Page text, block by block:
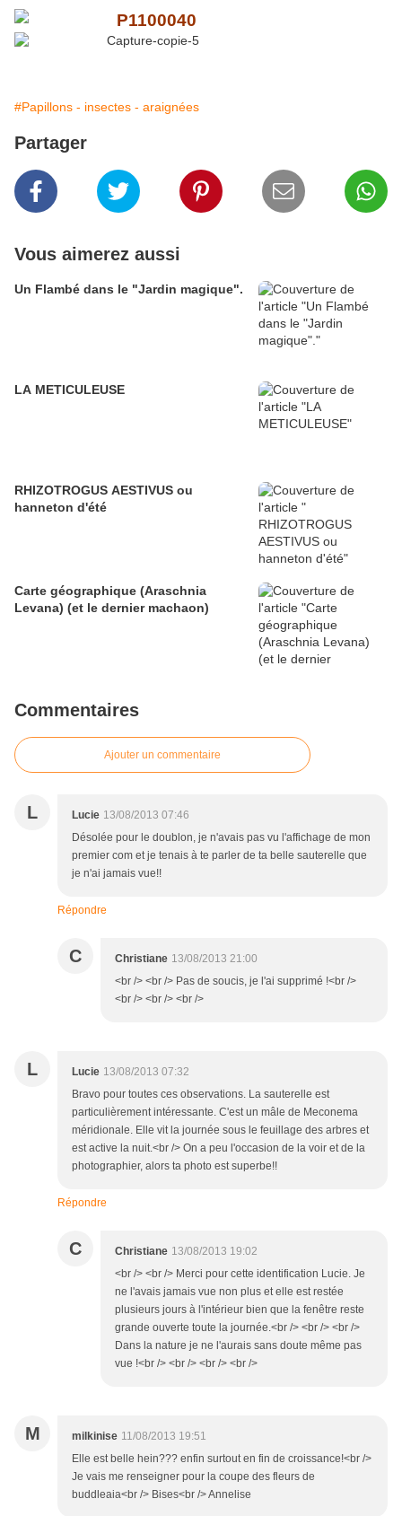
#Papillons - insectes - araignées
Partager
Vous aimerez aussi
Un Flambé dans le "Jardin magique".
LA METICULEUSE
RHIZOTROGUS AESTIVUS ou
hanneton d'été
Carte géographique (Araschnia
Levana) (et le dernier machaon)
Commentaires
Ajouter un commentaire
L Lucie 13/08/2013 07:46
Désolée pour le doublon, je n'avais pas vu l'affichage de mon
premier com et je tenais à te parler de ta belle sauterelle que
je n'ai jamais vue!!
Répondre
C Christiane 13/08/2013 21:00
<br /> <br /> Pas de soucis, je l'ai supprimé !<br />
<br /> <br /> <br />
L Lucie 13/08/2013 07:32
Bravo pour toutes ces observations. La sauterelle est
particulièrement intéressante. C'est un mâle de Meconema
méridionale. Elle vit la journée sous le feuillage des arbres et
est active la nuit.<br /> On a peu l'occasion de la voir et de la
photographier, alors ta photo est superbe!!
Répondre
C Christiane 13/08/2013 19:02
<br /> <br /> Merci pour cette identification Lucie. Je
ne l'avais jamais vue non plus et elle est restée
plusieurs jours à l'intérieur bien que la fenêtre reste
grande ouverte toute la journée.<br /> <br /> <br />
Dans la nature je ne l'aurais sans doute même pas
vue !<br /> <br /> <br /> <br />
M milkinise 11/08/2013 19:51
Elle est belle hein??? enfin surtout en fin de croissance!<br />
Je vais me renseigner pour la coupe des fleurs de
buddleaia<br /> Bises<br /> Annelise